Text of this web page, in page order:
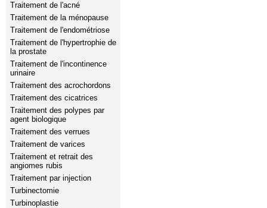
Traitement de l'acné
Traitement de la ménopause
Traitement de l'endométriose
Traitement de l'hypertrophie de
la prostate
Traitement de l'incontinence
urinaire
Traitement des acrochordons
Traitement des cicatrices
Traitement des polypes par
agent biologique
Traitement des verrues
Traitement de varices
Traitement et retrait des
angiomes rubis
Traitement par injection
Turbinectomie
Turbinoplastie